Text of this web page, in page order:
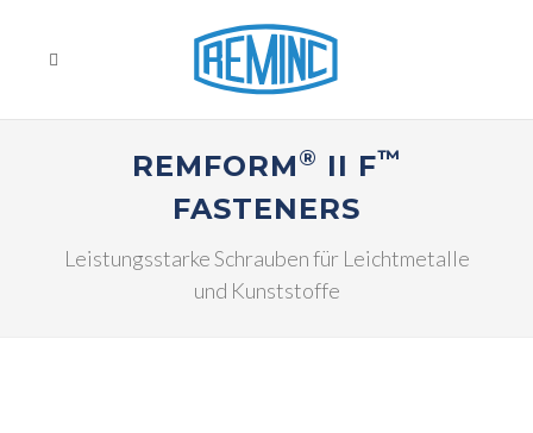
REMFORM® II F™
FASTENERS
Leistungsstarke Schrauben für Leichtmetalle
und Kunststoffe